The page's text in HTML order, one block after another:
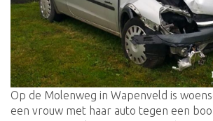
Op de Molenweg in Wapenveld is
een vrouw met haar auto tegen een